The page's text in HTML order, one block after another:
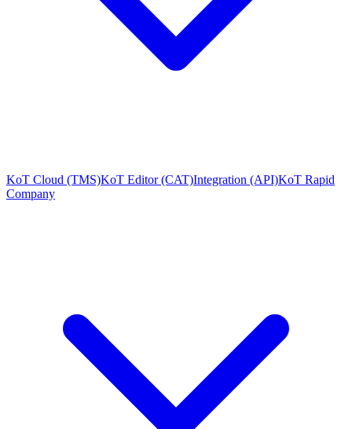
KoT Cloud (TMS)KoT Editor (CAT)Integration (API)KoT Rapid
Company